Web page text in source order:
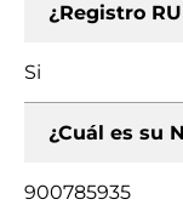
¿Registro
Si
¿Cuál es su
900785935